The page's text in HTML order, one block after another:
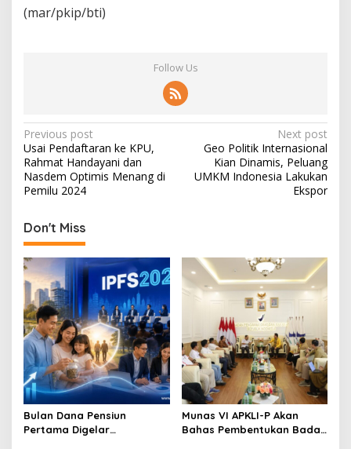
(mar/pkip/bti)
Follow Us
P
o
s
n
a
v
i
g
a
t
i
o
n
Previous post
Usai Pendaftaran ke KPU,
Rahmat Handayani dan
Nasdem Optimis Menang di
Pemilu 2024
Next post
Geo Politik Internasional
Kian Dinamis, Peluang
UMKM Indonesia Lakukan
Ekspor
Don't Miss
Bulan Dana Pensiun
Pertama Digelar
Munas VI APKLI-P Akan
Bahas Pembentukan Badan